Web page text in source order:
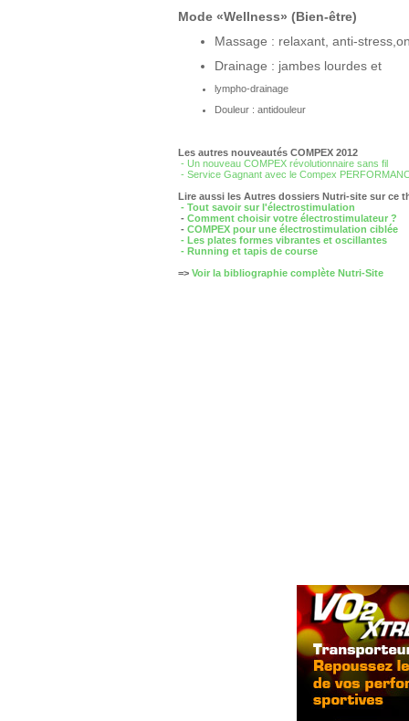
Mode «Wellness» (Bien-être)
Massage : relaxant, anti-
Drainage : jambes lourdes et
lympho-drainage
Douleur : antidouleur
Les autres nouveautés COMPEX 2012
- Un nouveau COMPEX révolutionnaire sans fil
- Service Gagnant avec le Compex
Lire aussi les Autres dossiers Nutri-site sur ce
- Tout savoir sur l'électrostimulation
- Comment choisir votre électrostimulateur ?
- COMPEX pour une électrostimulation ciblée
- Les plates formes vibrantes et oscillantes
- Running et tapis de course
=> Voir la bibliographie complète Nutri-Site